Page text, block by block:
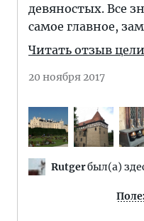
девяностых. Все
самое главное,
Читать отзыв
20 ноября 2017
Rutgerбыл(а)